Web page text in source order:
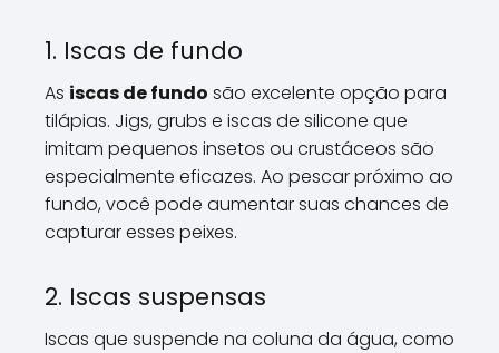
1. Iscas de fundo
As iscas de fundo são excelente opção para
tilápias. Jigs, grubs e iscas de silicone que
imitam pequenos insetos ou crustáceos são
especialmente eficazes. Ao pescar próximo ao
fundo, você pode aumentar suas chances de
capturar esses peixes.
2. Iscas suspensas
Iscas que suspende na coluna da água, como